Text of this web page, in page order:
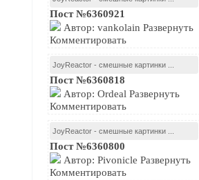
Пост №6360921
Автор: vankolain Развернуть
Комментировать
JoyReactor - смешные картинки ...
Пост №6360818
Автор: Ordeal Развернуть
Комментировать
JoyReactor - смешные картинки ...
Пост №6360800
Автор: Pivonicle Развернуть
Комментировать